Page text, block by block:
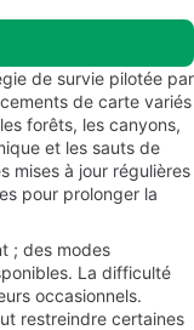
de survie pilotée par
de carte variés
forêts, les canyons,
et les sauts de
mises à jour régulières
pour prolonger la
; des modes
La difficulté
occasionnels.
restreindre certaines